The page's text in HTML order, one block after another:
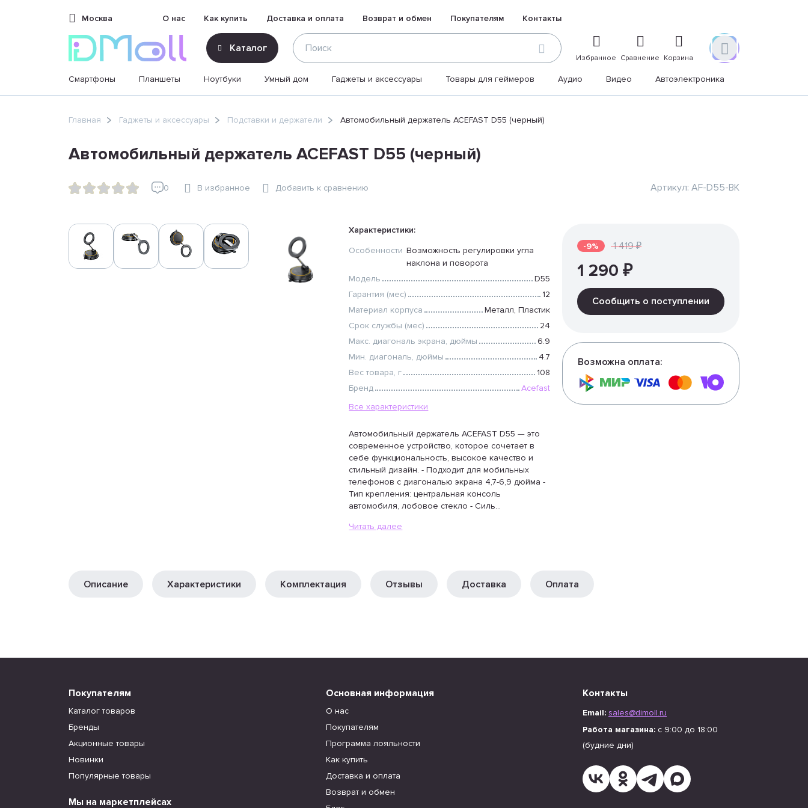
Москва О нас Как купить Доставка и оплата Возврат и обмен Покупателям Контакты
Каталог
Избранное Сравнение Корзина
Смартфоны Планшеты Ноутбуки Умный дом Гаджеты и аксессуары Товары для геймеров Аудио Видео Автоэлектроника
sales@dimoll.ruГлавная Гаджеты и аксессуары Подставки и держатели Автомобильный держатель ACEFAST D55 (черный)
Автомобильный держатель ACEFAST D55 (черный)
0 В избранное Добавить к сравнению Артикул: AF-D55-BK
Характеристики:
Особенности Возможность регулировки угла
наклона и поворота
Модель
D55
Гарантия (мес)
12
Материал корпуса
Металл, Пластик
Срок службы (мес)
24
Макс. диагональ экрана, дюймы
6.9
Мин. диагональ, дюймы
4.7
Вес товара, г
108
Бренд
Acefast
Все характеристики
Автомобильный держатель ACEFAST D55 — это
современное устройство, которое сочетает в
себе функциональность, высокое качество и
стильный дизайн. - Подходит для мобильных
телефонов с диагональю экрана 4,7-6,9 дюйма -
Тип крепления: центральная консоль
автомобиля, лобовое стекло - Силь...
Читать далее
-9% 1 419 ₽
1 290 ₽
Сообщить о поступлении
Возможна оплата:
Описание Характеристики Комплектация Отзывы Доставка Оплата
Покупателям
Каталог товаров
Бренды
Акционные товары
Новинки
Популярные товары
Мы на маркетплейсах
Основная информация
О нас
Покупателям
Программа лояльности
Как купить
Доставка и оплата
Возврат и обмен
Контакты
Email: sales@dimoll.ru
Работа магазина: с 9:00 до 18:00
(будние дни)